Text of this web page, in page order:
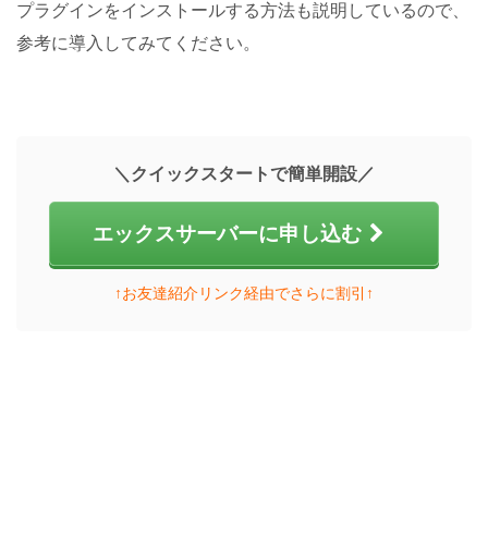
プラグインをインストールする方法も説明しているので、
参考に導入してみてください。
＼クイックスタートで簡単開設／
エックスサーバーに申し込む
↑お友達紹介リンク経由でさらに割引↑